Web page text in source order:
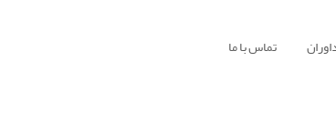
تماس با ما